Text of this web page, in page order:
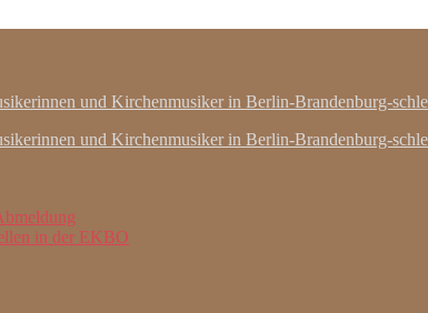
und Kirchenmusiker in Berlin-Brandenburg-
und Kirchenmusiker in Berlin-Brandenburg-
in der EKBO